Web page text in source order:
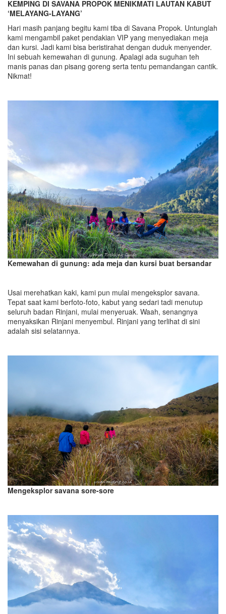
KEMPING DI SAVANA PROPOK MENIKMATI LAUTAN KABUT
‘MELAYANG-LAYANG’
Hari masih panjang begitu kami tiba di Savana Propok. Untunglah
kami mengambil paket pendakian VIP yang menyediakan meja
dan kursi. Jadi kami bisa beristirahat dengan duduk menyender.
Ini sebuah kemewahan di gunung. Apalagi ada suguhan teh
manis panas dan pisang goreng serta tentu pemandangan cantik.
Nikmat!
Kemewahan di gunung: ada meja dan kursi buat bersandar
Usai merehatkan kaki, kami pun mulai mengeksplor savana.
Tepat saat kami berfoto-foto, kabut yang sedari tadi menutup
seluruh badan Rinjani, mulai menyeruak. Waah, senangnya
menyaksikan Rinjani menyembul. Rinjani yang terlihat di sini
adalah sisi selatannya.
Mengeksplor savana sore-sore